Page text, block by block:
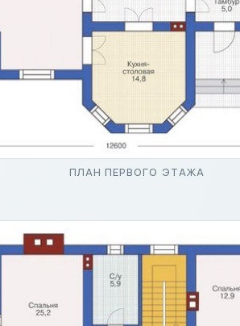
ПЛАН ПЕРВОГО ЭТАЖА